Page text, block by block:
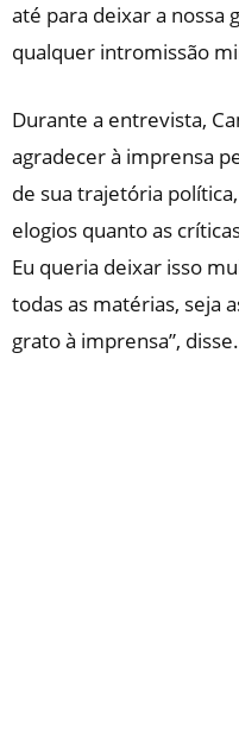
até para deixar a nossa
qualquer intromissão
Durante a entrevista,
agradecer à imprensa
de sua trajetória
elogios quanto as
Eu queria deixar isso
todas as matérias, seja
grato à imprensa”, disse.